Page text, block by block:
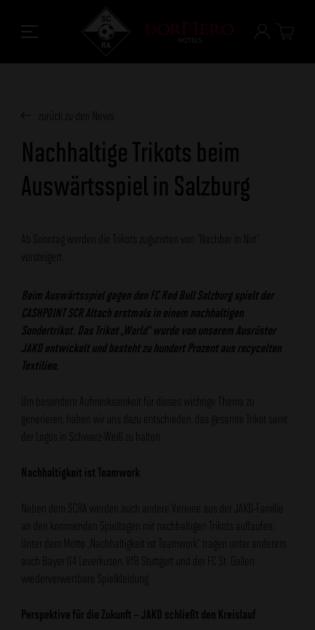
zurück zu den News
Nachhaltige Trikots beim
Auswärtsspiel in Salzburg
Ab Sonntag werden die Trikots zugunsten von "Nachbar in Not"
versteigert.
Beim Auswärtsspiel gegen den FC Red Bull Salzburg spielt der
CASHPOINT SCR Altach erstmals in einem nachhaltigen
Sondertrikot. Das Trikot „World“ wurde von unserem Ausrüster
JAKO entwickelt und besteht zu hundert Prozent aus recycelten
Textilien.
Um besondere Aufmerksamkeit für dieses wichtige Thema zu
generieren, haben wir uns dazu entschieden, das gesamte Trikot samt
der Logos in Schwarz-Weiß zu halten.
Nachhaltigkeit ist Teamwork
Neben dem SCRA werden auch andere Vereine aus der JAKO-Familie
an den kommenden Spieltagen mit nachhaltigen Trikots auflaufen:
Unter dem Motto „Nachhaltigkeit ist Teamwork“ tragen unter anderem
auch Bayer 04 Leverkusen, VfB Stuttgart und der FC St. Gallen
wiederverwertbare Spielkleidung.
Perspektive für die Zukunft – JAKO schließt den Kreislauf